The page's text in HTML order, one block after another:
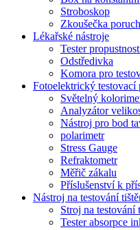
Stroboskop
Zkoušečka
Lékařské nástroje
Tester
Odstředivka
Komora pro
Fotoelektrický testovací
Světelný
Analyzátor
Nástroj pro bod
polarimetr
Stress Gauge
Refraktometr
Měřič zákalu
Příslušenství k
Nástroj na testování
Stroj na testování
Tester absorpce